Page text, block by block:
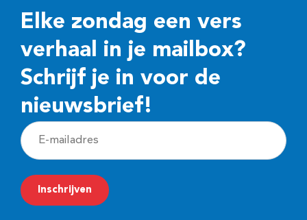
Elke zondag een vers
verhaal in je mailbox?
Schrijf je in voor de
nieuwsbrief!
E
-
m
a
Inschrijven